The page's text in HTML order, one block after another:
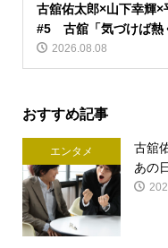
古舘佑太郎×山下幸輝
#5 古舘「気づけば熱
2026.08.08
おすすめ記事
エンタメ
古舘
あの